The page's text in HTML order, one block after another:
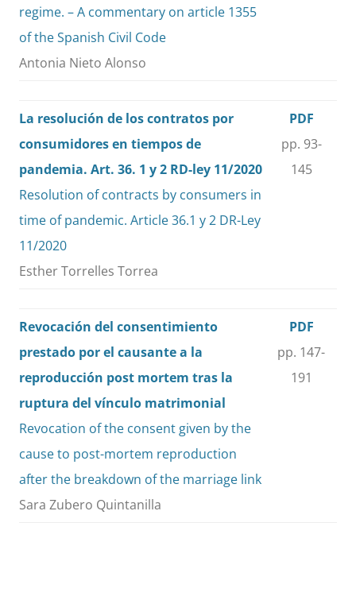
regime. – A commentary on article 1355
of the Spanish Civil Code
Antonia Nieto Alonso
La resolución de los contratos por
consumidores en tiempos de
pandemia. Art. 36. 1 y 2 RD-ley 11/2020
Resolution of contracts by consumers in
time of pandemic. Article 36.1 y 2 DR-Ley
11/2020
Esther Torrelles Torrea
PDF
pp. 93-
145
Revocación del consentimiento
prestado por el causante a la
reproducción post mortem tras la
ruptura del vínculo matrimonial
Revocation of the consent given by the
cause to post-mortem reproduction
after the breakdown of the marriage link
Sara Zubero Quintanilla
PDF
pp. 147-
191